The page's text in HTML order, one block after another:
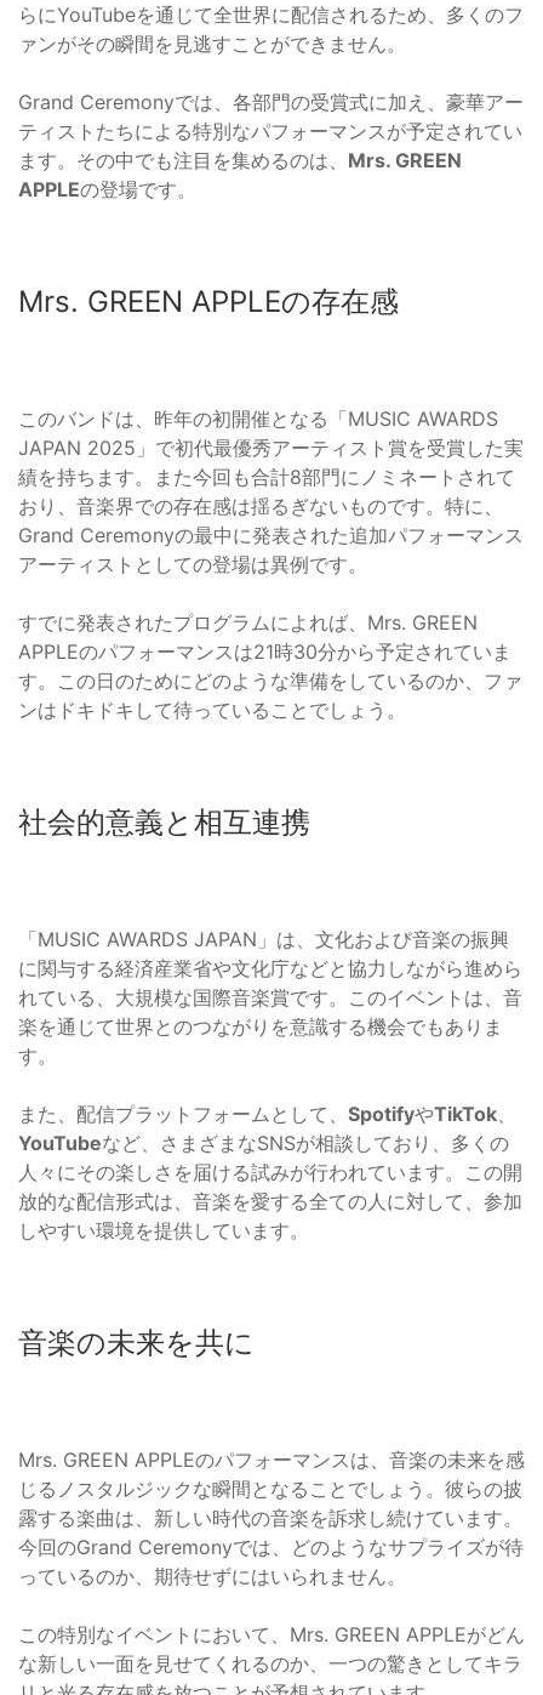
らにYouTubeを通じて全世界に配信されるため、多くのフ
ァンがその瞬間を見逃すことができません。
Grand Ceremonyでは、各部門の受賞式に加え、豪華アー
ティストたちによる特別なパフォーマンスが予定されてい
ます。その中でも注目を集めるのは、 Mrs. GREEN
APPLEの登場です。
Mrs. GREEN APPLEの存在感
このバンドは、昨年の初開催となる「MUSIC AWARDS
JAPAN 2025」で初代最優秀アーティスト賞を受賞した実
績を持ちます。また今回も合計8部門にノミネートされて
おり、音楽界での存在感は揺るぎないものです。特に、
Grand Ceremonyの最中に発表された追加パフォーマンス
アーティストとしての登場は異例です。
すでに発表されたプログラムによれば、Mrs. GREEN
APPLEのパフォーマンスは21時30分から予定されていま
す。この日のためにどのような準備をしているのか、ファ
ンはドキドキして待っていることでしょう。
社会的意義と相互連携
「MUSIC AWARDS JAPAN」は、文化および音楽の振興
に関与する経済産業省や文化庁などと協力しながら進めら
れている、大規模な国際音楽賞です。このイベントは、音
楽を通じて世界とのつながりを意識する機会でもありま
す。
また、配信プラットフォームとして、 SpotifyやTikTok、
YouTubeなど、さまざまなSNSが相談しており、多くの
人々にその楽しさを届ける試みが行われています。この開
放的な配信形式は、音楽を愛する全ての人に対して、参加
しやすい環境を提供しています。
音楽の未来を共に
Mrs. GREEN APPLEのパフォーマンスは、音楽の未来を感
じるノスタルジックな瞬間となることでしょう。彼らの披
露する楽曲は、新しい時代の音楽を訴求し続けています。
今回のGrand Ceremonyでは、どのようなサプライズが待
っているのか、期待せずにはいられません。
この特別なイベントにおいて、Mrs. GREEN APPLEがどん
な新しい一面を見せてくれるのか、一つの驚きとしてキラ